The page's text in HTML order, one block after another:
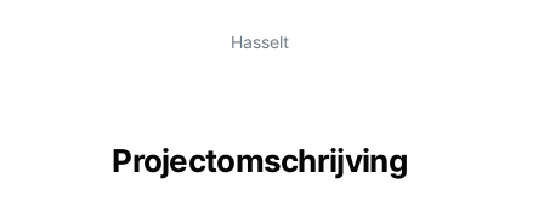
Hasselt
Projectomschrijving